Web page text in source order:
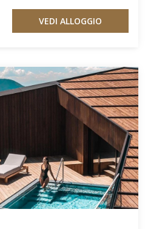
VEDI ALLOGGIO